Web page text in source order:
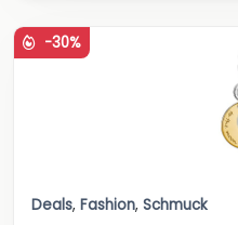
-30%
Deals, Fashion, Schmuck